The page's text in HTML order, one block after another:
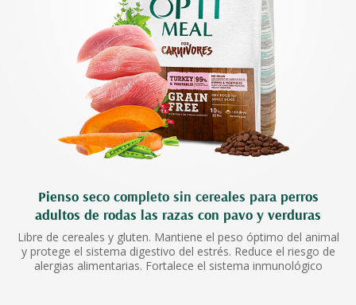
Pienso seco completo sin cereales para perros
adultos de rodas las razas con pavo y verduras
Libre de cereales y gluten. Mantiene el peso óptimo del animal
y protege el sistema digestivo del estrés. Reduce el riesgo de
alergias alimentarias. Fortalece el sistema inmunológico